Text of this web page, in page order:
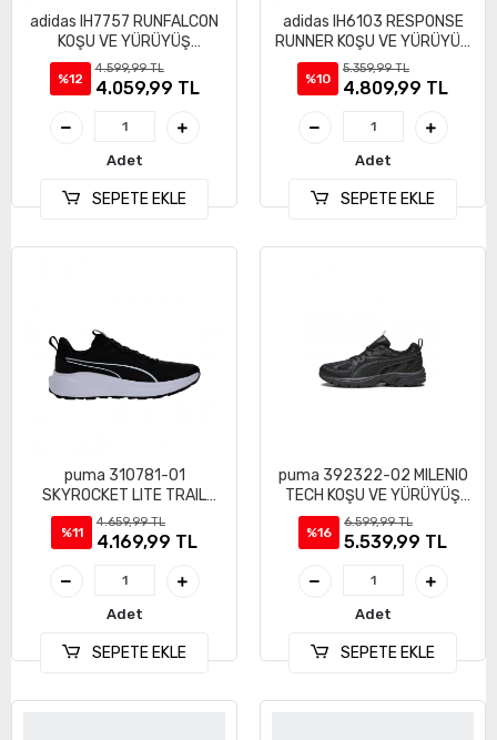
adidas IH7757 RUNFALCON
KOŞU VE YÜRÜYÜŞ
AYAKKABI
%12
4.599,99 TL
4.059,99 TL
Adet
SEPETE EKLE
adidas IH6103 RESPONSE
RUNNER KOŞU VE YÜRÜYÜŞ
AYAKKABI
%10
5.359,99 TL
4.809,99 TL
Adet
SEPETE EKLE
puma 310781-01
SKYROCKET LITE TRAIL
GÜNLÜK SPOR AYAKKABI
%11
4.659,99 TL
4.169,99 TL
Adet
SEPETE EKLE
puma 392322-02 MILENIO
TECH KOŞU VE YÜRÜYÜŞ
AYAKKABI
%16
6.599,99 TL
5.539,99 TL
Adet
SEPETE EKLE